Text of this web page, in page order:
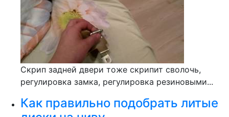
Скрип задней двери тоже скрипит сволочь,
регулировка замка, регулировка резиновыми...
Как правильно подобрать литые